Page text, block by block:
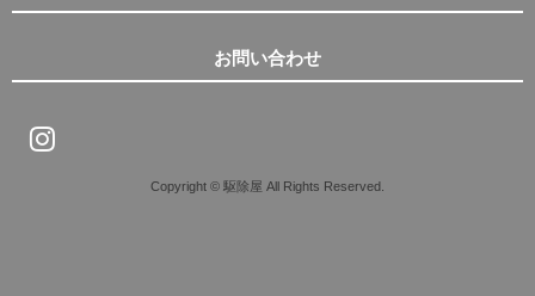
お問い合わせ
Copyright © 駆除屋 All Rights Reserved.